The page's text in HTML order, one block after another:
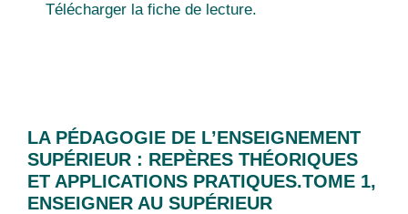
Télécharger la fiche de lecture.
LA PÉDAGOGIE DE L’ENSEIGNEMENT
SUPÉRIEUR : REPÈRES THÉORIQUES
ET APPLICATIONS PRATIQUES.TOME 1,
ENSEIGNER AU SUPÉRIEUR